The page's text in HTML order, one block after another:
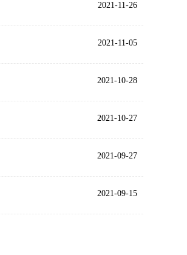
2021-11-26
2021-11-05
2021-10-28
2021-10-27
2021-09-27
2021-09-15